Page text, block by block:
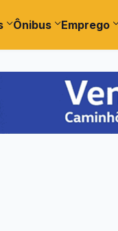
Ônibus Emprego